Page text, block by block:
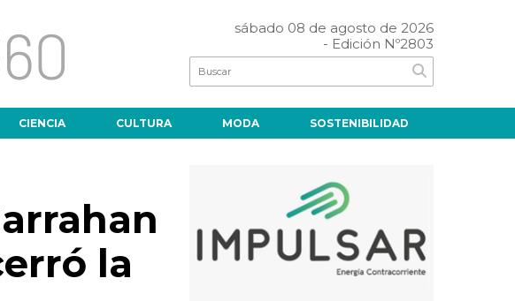
sábado 08 de agosto de 2026
- Edición Nº2803
CIENCIA CULTURA MODA SOSTENIBILIDAD
la